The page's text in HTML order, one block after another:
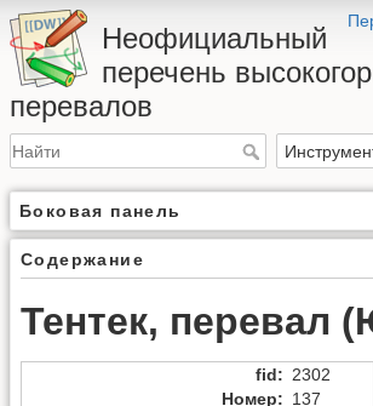
Неофициальный
перечень
перевалов
Боковая панель
Содержание
Тентек, перевал
fid: 2302
Номер: 137